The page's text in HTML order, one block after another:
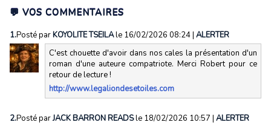
💬 VOS COMMENTAIRES
1.Posté parKOYOLITE TSEILAle 16/02/2026 08:24| ALERTER
C'est chouette d'avoir dans nos cales la présentation d'un
roman d'une auteure compatriote. Merci Robert pour ce
retour de lecture !
http://www.legaliondesetoiles.com
2.Posté parJACK BARRON READSle 18/02/2026 10:57 | ALERTER